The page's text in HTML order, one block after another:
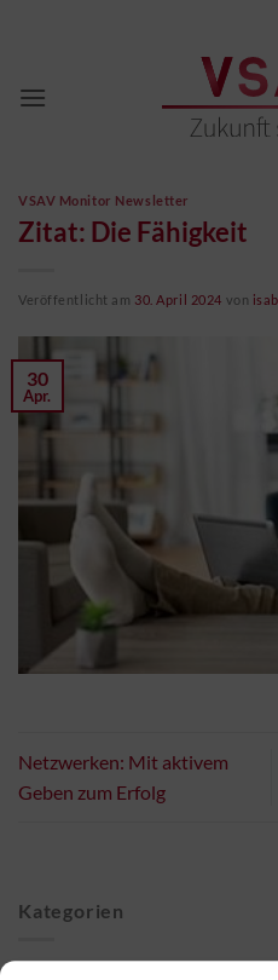
VSAV Monitor Newsletter
Zitat: Die Fähigkeit
Veröffentlicht am 30. April 2024 von
30
Apr.
Netzwerken: Mit aktivem
Geben zum Erfolg
Kategorien